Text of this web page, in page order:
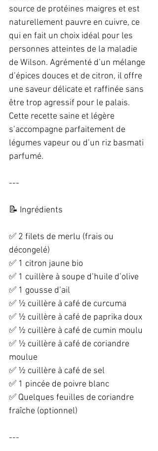
source de protéines maigres et est
naturellement pauvre en cuivre, ce
qui en fait un choix idéal pour les
personnes atteintes de la maladie
de Wilson. Agrémenté d’un mélange
d’épices douces et de citron, il offre
une saveur délicate et raffinée sans
être trop agressif pour le palais.
Cette recette saine et légère
s’accompagne parfaitement de
légumes vapeur ou d’un riz basmati
parfumé.
---
📝 Ingrédients
✅ 2 filets de merlu (frais ou
décongelé)
✅ 1 citron jaune bio
✅ 1 cuillère à soupe d’huile d’olive
✅ 1 gousse d’ail
✅ ½ cuillère à café de curcuma
✅ ½ cuillère à café de paprika doux
✅ ½ cuillère à café de cumin moulu
✅ ½ cuillère à café de coriandre
moulue
✅ ½ cuillère à café de sel
✅ 1 pincée de poivre blanc
✅ Quelques feuilles de coriandre
fraîche (optionnel)
---